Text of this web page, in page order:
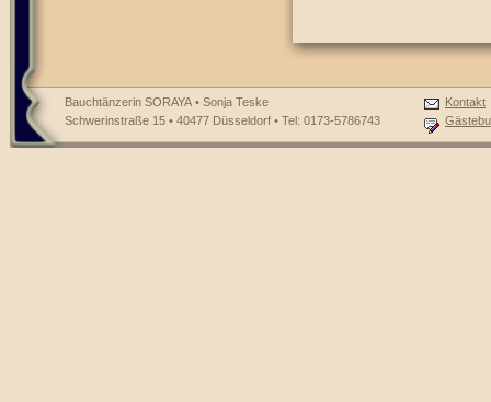
Bauchtänzerin SORAYA • Sonja Teske
Schwerinstraße 15 • 40477 Düsseldorf • Tel: 0173-5786743
Kontakt